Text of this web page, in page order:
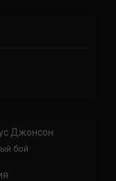
Джонсон
бой